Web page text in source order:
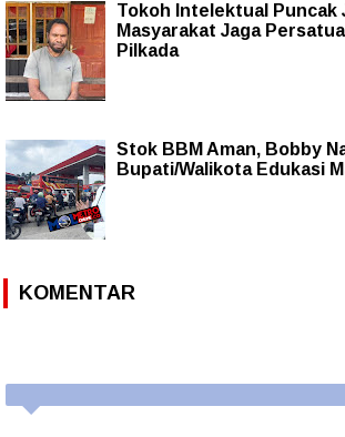
Tokoh Intelektual Puncak
Masyarakat Jaga
Pilkada
Stok BBM Aman, Bobby
Bupati/Walikota Edukasi
KOMENTAR